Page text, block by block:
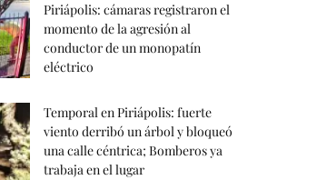
Piriápolis: cámaras registraron el
momento de la agresión al
conductor de un monopatín
eléctrico
Temporal en Piriápolis: fuerte
viento derribó un árbol y bloqueó
una calle céntrica; Bomberos ya
trabaja en el lugar